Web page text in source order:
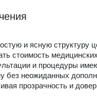
и ясную структуру
стоимость
и процедуры
без неожиданных
прозрачность и